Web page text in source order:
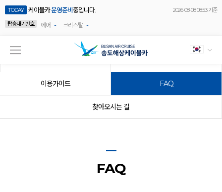
TODAY 케이블카운영준비 중입니다.
2026-08-08 08:53 기준
탑승대기번호
에어 - 크리스탈 -
이용가이드 FAQ
찾아오시는 길
FAQ